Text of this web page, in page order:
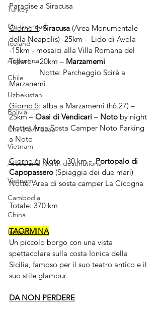
Turkey
On the road
Iceland
Argentina
Chile
Uzbekistan
Bolivia
China & Macau
Vietnam
Arctic and North destinations
Vietnam
Cambodia
China
Ireland
Paradise a Siracusa
Giorno 4: Siracusa (Area Monumentale
della Neapolis) -25km -  Lido di Avola
-15km - mosaici alla Villa Romana del
Tellaro – 20km – Marzamemi
Marzanemi
Giorno 5: alba a Marzamemi (h6.27) –
25km – Oasi di Vendicari – Noto by night
Notte: Area Sosta Camper Noto Parking
a Noto
Giorno 6: Noto - 30 km -  Portopalo di
Capopassero (Spiaggia dei due mari)
Notte: Area di sosta camper La Cicogna
Totale: 370 km
TAORMINA
Un piccolo borgo con una vista
spettacolare sulla costa Ionica della
Sicilia, famoso per il suo teatro antico e il
suo stile glamour.
DA NON PERDERE